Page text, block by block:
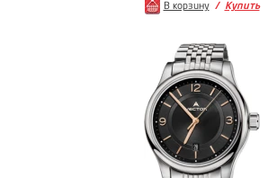
В корзину Купить